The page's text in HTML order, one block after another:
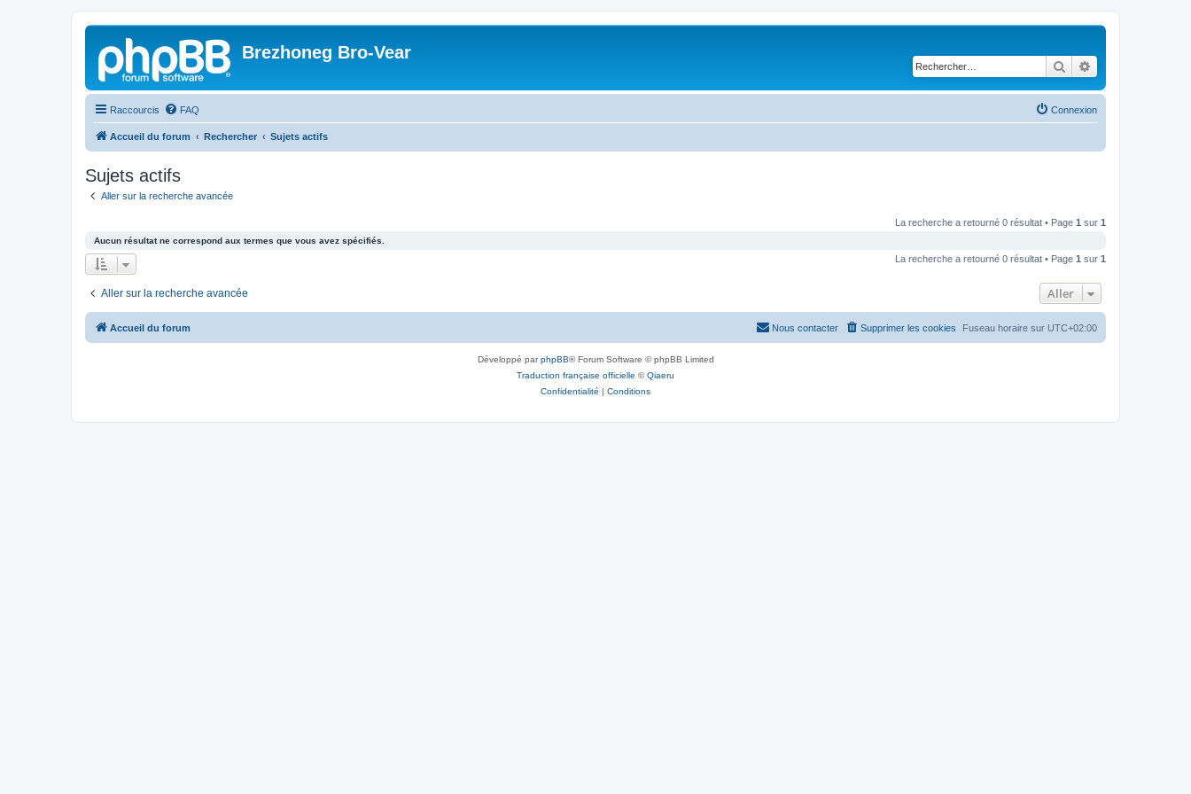
Brezhoneg Bro-Vear
Rechercher
Raccourcis FAQ Connexion
Accueil du forum Rechercher Sujets actifs
Sujets actifs
Aller sur la recherche avancée
La recherche a retourné 0 résultat • Page 1 sur 1
Aucun résultat ne correspond aux termes que vous avez spécifiés.
La recherche a retourné 0 résultat • Page 1 sur 1
Aller sur la recherche avancée Aller
Accueil du forum Fuseau horaire sur UTC+02:00
Supprimer les cookies
Nous contacter
Développé parphpBB® Forum Software © phpBB Limited
Traduction française officielle ©Qiaeru
Confidentialité | Conditions